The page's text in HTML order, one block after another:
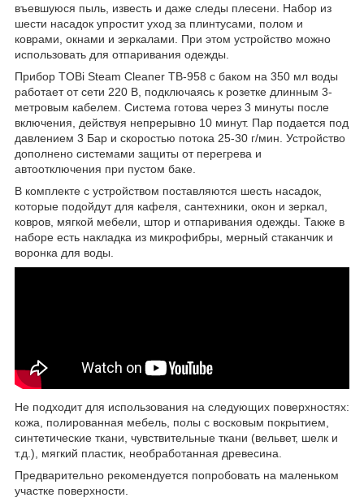
въевшуюся пыль, известь и даже следы плесени. Набор из
шести насадок упростит уход за плинтусами, полом и
коврами, окнами и зеркалами. При этом устройство можно
использовать для отпаривания одежды.
Прибор TOBi Steam Cleaner TB-958 с баком на 350 мл воды
работает от сети 220 В, подключаясь к розетке длинным 3-
метровым кабелем. Система готова через 3 минуты после
включения, действуя непрерывно 10 минут. Пар подается под
давлением 3 Бар и скоростью потока 25-30 г/мин. Устройство
дополнено системами защиты от перегрева и
автоотключения при пустом баке.
В комплекте с устройством поставляются шесть насадок,
которые подойдут для кафеля, сантехники, окон и зеркал,
ковров, мягкой мебели, штор и отпаривания одежды. Также в
наборе есть накладка из микрофибры, мерный стаканчик и
воронка для воды.
Не подходит для использования на следующих поверхностях:
кожа, полированная мебель, полы с восковым покрытием,
синтетические ткани, чувствительные ткани (вельвет, шелк и
т.д.), мягкий пластик, необработанная древесина.
Предварительно рекомендуется попробовать на маленьком
участке поверхности.